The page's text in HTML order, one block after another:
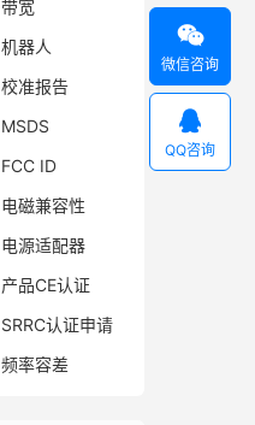
带宽
机器人
校准报告
MSDS
FCC ID
电磁兼容性
电源适配器
产品CE认证
SRRC认证申请
频率容差

微信咨询

QQ咨询